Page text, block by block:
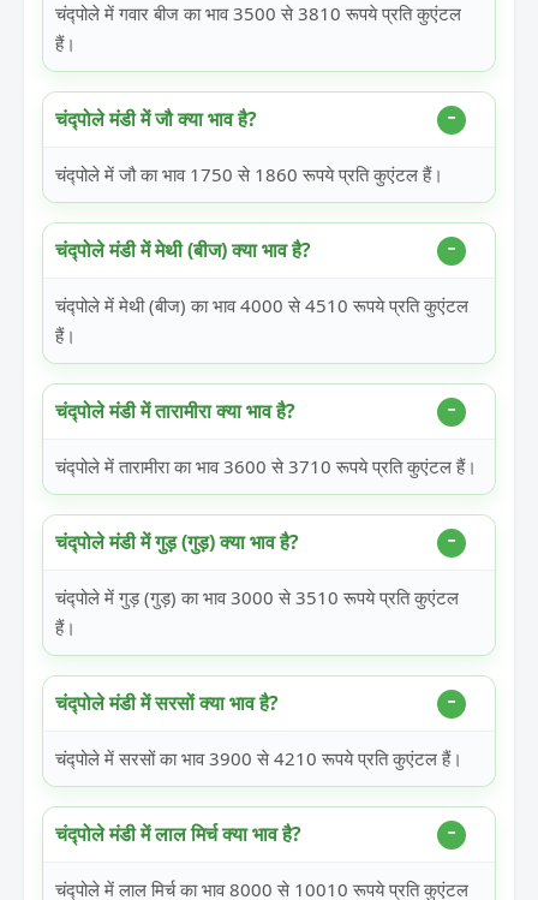
चंद्पोले में गवार बीज का भाव 3500 से 3810 रूपये प्रति कुएंटल
हैं।
चंद्पोले मंडी में जौ क्या भाव है?
चंद्पोले में जौ का भाव 1750 से 1860 रूपये प्रति कुएंटल हैं।
चंद्पोले मंडी में मेथी (बीज) क्या भाव है?
चंद्पोले में मेथी (बीज) का भाव 4000 से 4510 रूपये प्रति कुएंटल
हैं।
चंद्पोले मंडी में तारामीरा क्या भाव है?
चंद्पोले में तारामीरा का भाव 3600 से 3710 रूपये प्रति कुएंटल हैं।
चंद्पोले मंडी में गुड़ (गुड़) क्या भाव है?
चंद्पोले में गुड़ (गुड़) का भाव 3000 से 3510 रूपये प्रति कुएंटल
हैं।
चंद्पोले मंडी में सरसों क्या भाव है?
चंद्पोले में सरसों का भाव 3900 से 4210 रूपये प्रति कुएंटल हैं।
चंद्पोले मंडी में लाल मिर्च क्या भाव है?
चंद्पोले में लाल मिर्च का भाव 8000 से 10010 रूपये प्रति कुएंटल